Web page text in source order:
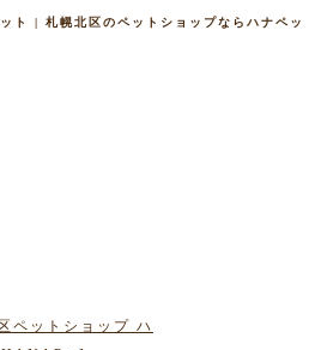
ト | 札幌北区のペットショップならハナペッ